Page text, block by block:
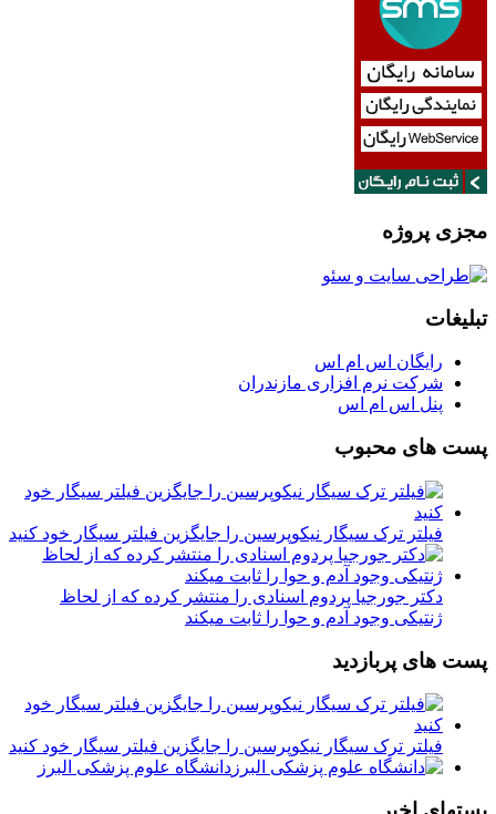
مجزی پروژه
تبلیغات
رایگان اس ام اس
شرکت نرم افزاری مازندران
پنل اس ام اس
پست های محبوب
فیلتر ترک سیگار نیکوپرسین را جایگزین فیلتر سیگار خود کنید
دکتر جورجیا پردوم اسنادی را منتشر کرده که از لحاظ
ژنتیکی وجود آدم و حوا را ثابت میکند
پست های پربازدید
فیلتر ترک سیگار نیکوپرسین را جایگزین فیلتر سیگار خود کنید
دانشگاه علوم پزشکی البرز